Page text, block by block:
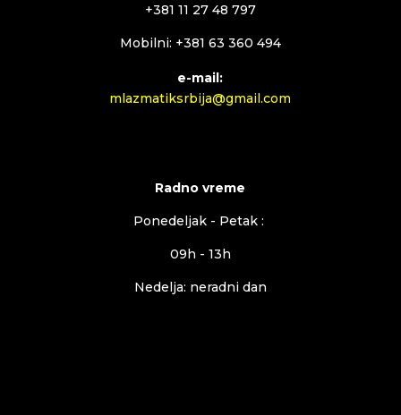
+381 11 27 48 797
Mobilni: +381 63 360 494
e-mail:
mlazmatiksrbija@gmail.com
Radno vreme
Ponedeljak - Petak :
09h - 13h
Nedelja: neradni dan